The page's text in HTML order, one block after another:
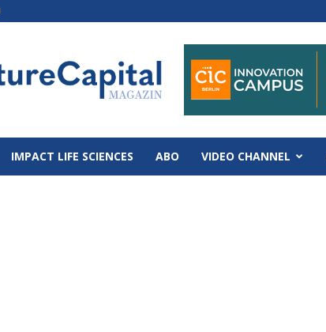
IMPACT LIFE SCIENCES ABO VIDEO CHANNEL